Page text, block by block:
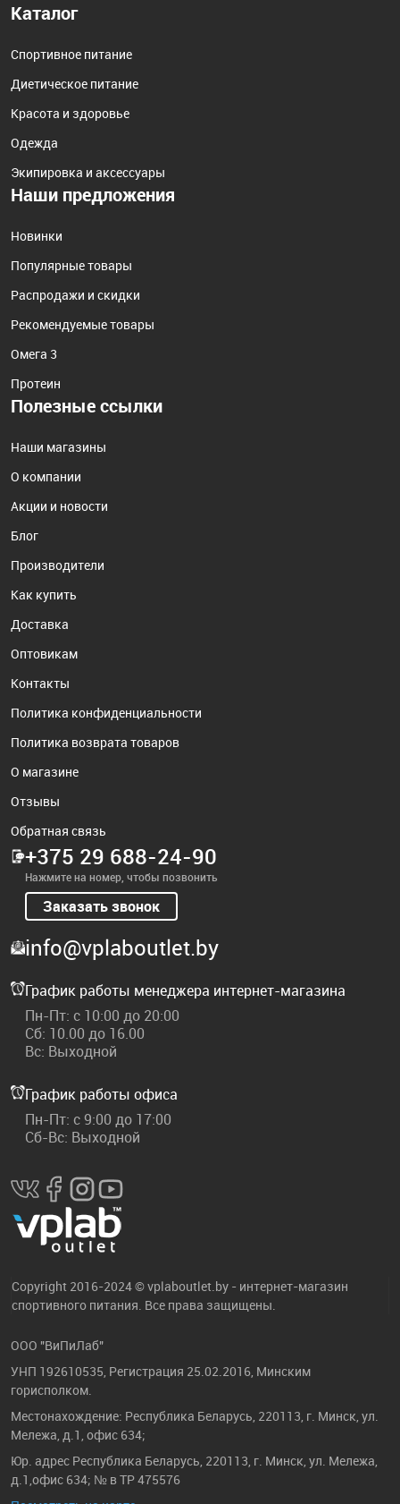
Каталог
Спортивное питание
Диетическое питание
Красота и здоровье
Одежда
Экипировка и аксессуары
Наши предложения
Новинки
Популярные товары
Распродажи и скидки
Рекомендуемые товары
Омега 3
Протеин
Полезные ссылки
Наши магазины
О компании
Акции и новости
Блог
Производители
Как купить
Доставка
Оптовикам
Контакты
Политика конфиденциальности
Политика возврата товаров
О магазине
Отзывы
Обратная связь
+375 29 688-24-90
Нажмите на номер, чтобы позвонить
Заказать звонок
info@vplaboutlet.by
График работы менеджера интернет-магазина
Пн-Пт: с 10:00 до 20:00
Сб: 10.00 до 16.00
Вс: Выходной
График работы офиса
Пн-Пт: с 9:00 до 17:00
Сб-Вс: Выходной
Copyright 2016-2024 © vplaboutlet.by - интернет-магазин
спортивного питания. Все права защищены.
ООО "ВиПиЛаб"
УНП 192610535, Регистрация 25.02.2016, Минским
горисполком.
Местонахождение: Республика Беларусь, 220113, г. Минск, ул.
Мележа, д.1, офис 634;
Юр. адрес Республика Беларусь, 220113, г. Минск, ул. Мележа,
д.1,офис 634; № в ТР 475576